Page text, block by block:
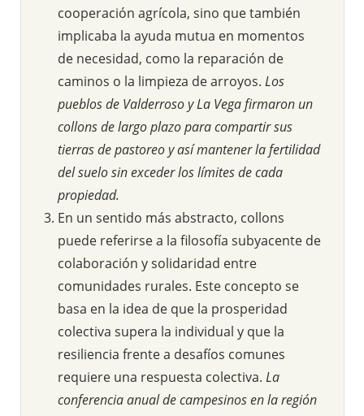
cooperación agrícola, sino que también
implicaba la ayuda mutua en momentos
de necesidad, como la reparación de
caminos o la limpieza de arroyos. Los
pueblos de Valderroso y La Vega firmaron un
collons de largo plazo para compartir sus
tierras de pastoreo y así mantener la fertilidad
del suelo sin exceder los límites de cada
propiedad.
En un sentido más abstracto, collons
puede referirse a la filosofía subyacente de
colaboración y solidaridad entre
comunidades rurales. Este concepto se
basa en la idea de que la prosperidad
colectiva supera la individual y que la
resiliencia frente a desafíos comunes
requiere una respuesta colectiva. La
conferencia anual de campesinos en la región